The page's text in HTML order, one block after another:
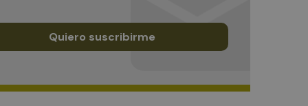
Quiero suscribirme